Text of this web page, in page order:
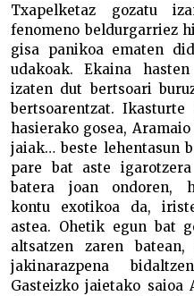
Txapelketaz gozatu
fenomeno beldurgarriez
gisa panikoa ematen
udakoak. Ekaina
izaten dut bertsoari
bertsoarentzat. Ikasturte
hasierako gosea,
jaiak… beste lehentasun
pare bat aste
batera joan ondoren,
kontu exotikoa da,
astea. Ohetik egun bat
altsatzen zaren
jakinarazpena
Gasteizko jaietako saioa